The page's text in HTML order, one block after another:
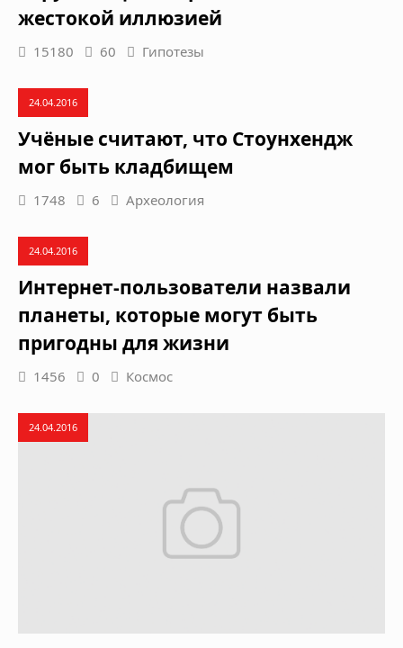
жестокой иллюзией
15180 60 Гипотезы
24.04.2016
Учёные считают, что Стоунхендж
мог быть кладбищем
1748 6 Археология
24.04.2016
Интернет-пользователи назвали
планеты, которые могут быть
пригодны для жизни
1456 0 Космос
24.04.2016